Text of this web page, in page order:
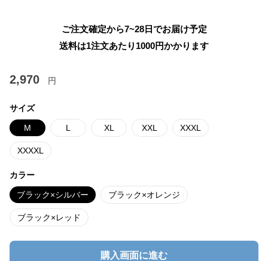
ご注文確定から7~28日でお届け予定
送料は1注文あたり 1000円かかります
2,970 円
サイズ
M L XL XXL XXXL
XXXXL
カラー
ブラック×シルバー ブラック×オレンジ
ブラック×レッド
購入画面に進む